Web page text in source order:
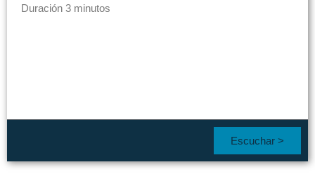
Duración 3 minutos
Escuchar >